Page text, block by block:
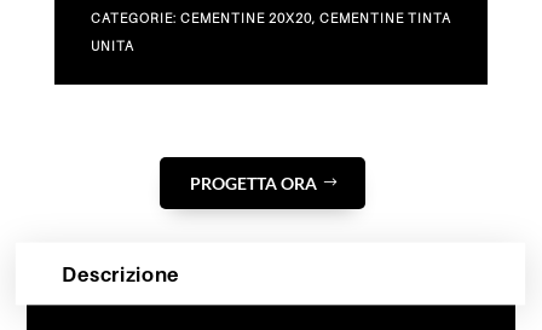
CATEGORIE: CEMENTINE 20X20, CEMENTINE TINTA
UNITA
PROGETTA ORA
Descrizione